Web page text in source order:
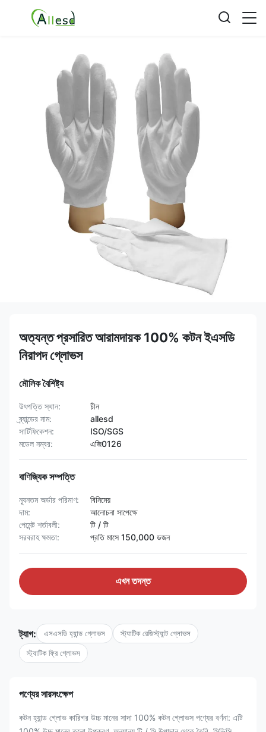
অত্যন্ত প্রসারিত আরামদায়ক 100% কটন ইএসডি
নিরাপদ গ্লোভস
মৌলিক বৈশিষ্ট্য
উৎপত্তি স্থান:
চীন
ব্র্যান্ডের নাম:
allesd
সার্টিফিকেশন:
ISO/SGS
মডেল নম্বর:
এজি0126
বাণিজ্যিক সম্পত্তি
ন্যূনতম অর্ডার পরিমাণ:
বিনিমেয়
দাম:
আলোচনা সাপেক্ষে
পেমেন্ট শর্তাবলী:
টি / টি
সরবরাহ ক্ষমতা:
প্রতি মাসে 150,000 ডজন
এখন তদন্ত
ট্যাগ: এসএসডি হ্যান্ড গ্লোভস স্ট্যাটিক রেজিস্ট্যান্ট গ্লোভস
স্ট্যাটিক ফ্রি গ্লোভস
পণ্যের সারসংক্ষেপ
কটন হ্যান্ড গ্লোভ কারিগর উচ্চ মানের সাদা 100% কটন গ্লোভস পণ্যের বর্ণনা: এটি